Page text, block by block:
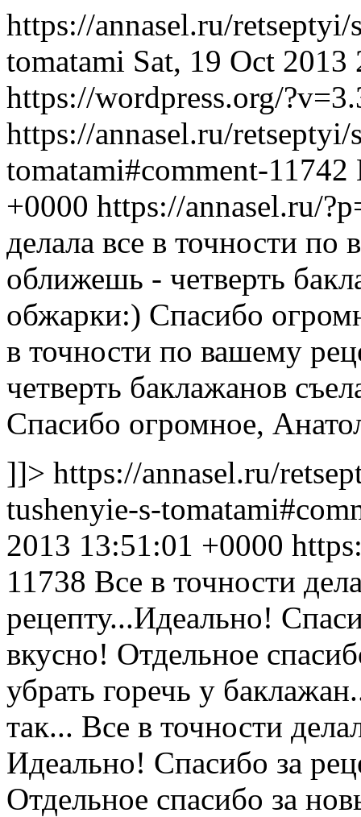
https://annasel.ru/
tomatami Sat, 19 Oct
https://wordpress.org/
https://annasel.ru/
tomatami#comment-11742
+0000 https://annasel.ru/
делала все в точности по
оближешь - четверть
обжарки:) Спасибо
в точности по вашему
четверть баклажанов
Спасибо огромное,
]]> https://annasel.ru/
tushenyie-s-
2013 13:51:01 +0000
11738 Все в точности
рецепту...Идеально!
вкусно! Отдельное
убрать горечь у
так... Все в точности
Идеально! Спасибо за
Отдельное спасибо за